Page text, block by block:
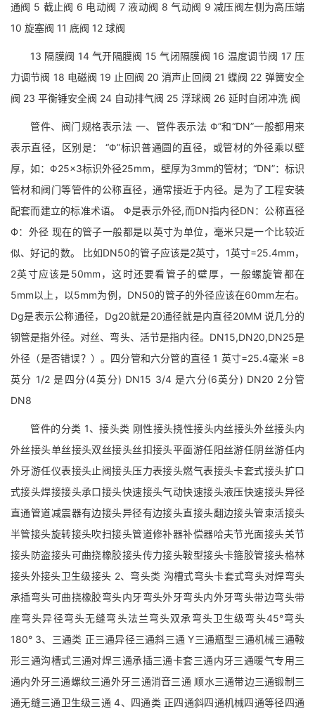
通阀 5 截止阀 6 电动阀 7 液动阀 8 气动阀 9 减压阀左侧为高压端
10 旋塞阀 11 底阀 12 球阀
13 隔膜阀 14 气开隔膜阀 15 气闭隔膜阀 16 温度调节阀 17 压
力调节阀 18 电磁阀 19 止回阀 20 消声止回阀 21 蝶阀 22 弹簧安全
阀 23 平衡锤安全阀 24 自动排气阀 25 浮球阀 26 延时自闭冲洗 阀
管件、阀门规格表示法 一、管件表示法 Φ”和“DN”一般都用来
表示直径，区别是： “Φ”标识普通圆的直径，或管材的外径乘以壁
厚，如：Φ25×3标识外径25mm，壁厚为3mm的管材；“DN”：标识
管材和阀门等管件的公称直径，通常接近于内径。是为了工程安装
配套而建立的标准术语。 Φ是表示外径,而DN指内径DN：公称直径
Ф：外径 现在的管子一般都是以英寸为单位，毫米只是一个比较近
似、好记的数。 比如DN50的管子应该是2英寸，1英寸=25.4mm，
2英寸应该是50mm，这时还要看管子的壁厚，一般螺旋管都在
5mm以上，以5mm为例，DN50的管子的外径应该在60mm左右。
Dg是表示公称通径，Dg20就是20通径就是内直径20MM 说几分的
钢管是指外径。对丝、弯头、活节是指内径。DN15,DN20,DN25是
外径（是否错误？）。四分管和六分管的直径 1 英寸=25.4毫米 =8
英分 1/2 是四分(4英分) DN15 3/4 是六分(6英分) DN20 2分管
DN8
管件的分类 1、接头类 刚性接头挠性接头内丝接头外丝接头内
外丝接头单丝接头双丝接头丝扣接头平面游任阳丝游任阴丝游任内
外牙游任仪表接头止阀接头压力表接头燃气表接头卡套式接头扩口
式接头焊接接头承口接头快速接头气动快速接头液压快速接头异径
直通管道减震器有边接头异径有边接头直接头翻边接头管束活接头
半管接头旋转接头吹扫接头管道修补器补偿器哈夫节光面接头关节
接头防盗接头可曲挠橡胶接头传力接头鞍型接头卡箍胶管接头格林
接头外接头卫生级接头 2、弯头类 沟槽式弯头卡套式弯头对焊弯头
承插弯头可曲挠橡胶弯头内牙弯头外牙弯头内外牙弯头带边弯头带
座弯头异径弯头无缝弯头法兰弯头双承弯头卫生级弯头45°弯头
180° 3、三通类 正三通异径三通斜三通 Y三通瓶型三通机械三通鞍
形三通沟槽式三通对焊三通承插三通卡套三通内牙三通暖气专用三
通内外牙三通螺纹三通外牙三通消音三通 顺水三通带边三通锻制三
通无缝三通卫生级三通 4、四通类 正四通斜四通机械四通等径四通